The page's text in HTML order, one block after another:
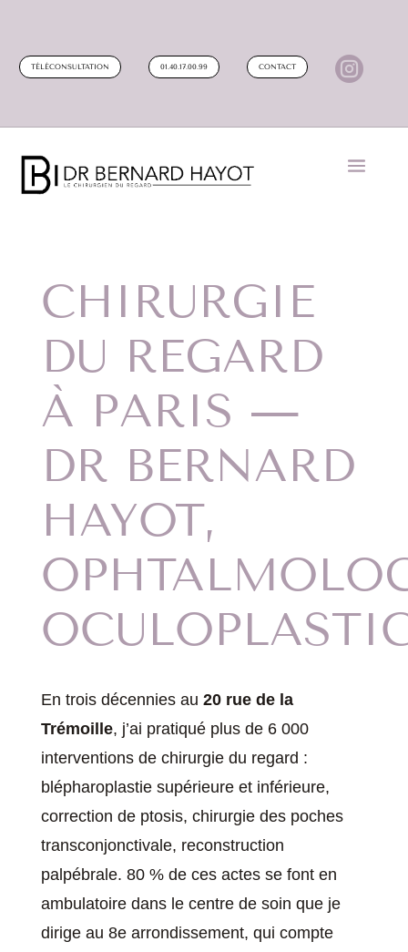
TÉLÉCONSULTATION 01.40.17.00.99 CONTACT 
CHIRURGIE
DU REGARD
À PARIS —
DR BERNARD
HAYOT,
En trois décennies au 20 rue de la
Trémoille, j’ai pratiqué plus de 6 000
interventions de chirurgie du regard :
blépharoplastie supérieure et inférieure,
correction de ptosis, chirurgie des poches
transconjonctivale, reconstruction
palpébrale. 80 % de ces actes se font en
ambulatoire dans le centre de soin que je
dirige au 8e arrondissement, qui compte